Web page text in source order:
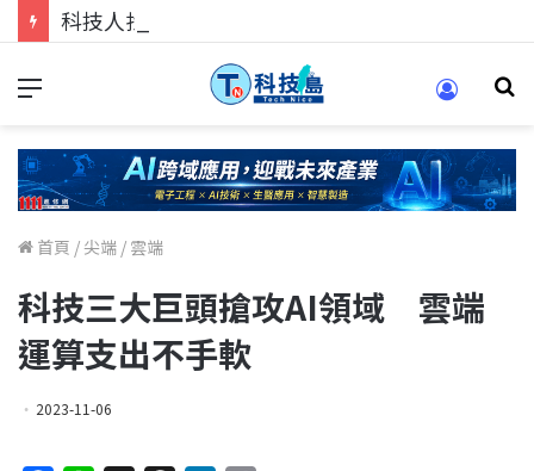
科技人找工作，就到TECH+ 科技專區!
首頁 /尖端 / 雲端
科技三大巨頭搶攻AI領域 雲端
運算支出不手軟
2023-11-06